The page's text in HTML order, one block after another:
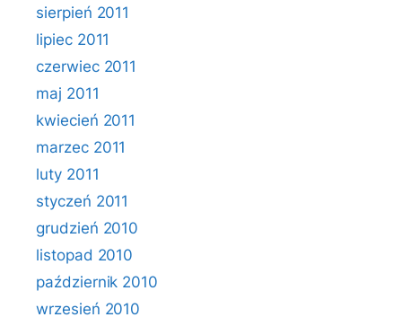
sierpień 2011
lipiec 2011
czerwiec 2011
maj 2011
kwiecień 2011
marzec 2011
luty 2011
styczeń 2011
grudzień 2010
listopad 2010
październik 2010
wrzesień 2010